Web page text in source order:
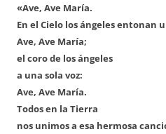
«Ave, Ave María.
En el Cielo los ángeles entonan
Ave, Ave María;
el coro de los ángeles
a una sola voz:
Ave, Ave María.
Todos en la Tierra
nos unimos a esa hermosa